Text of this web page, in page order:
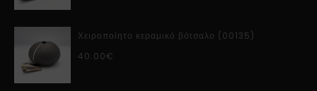
Χειροποίητο κεραμικό βότσαλο (00135)
40.00€